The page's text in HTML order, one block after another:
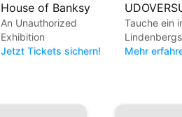
House of Banksy
An Unauthorized
Exhibition
Jetzt Tickets sichern!
Tauche ein
Lindenbergs
Mehr